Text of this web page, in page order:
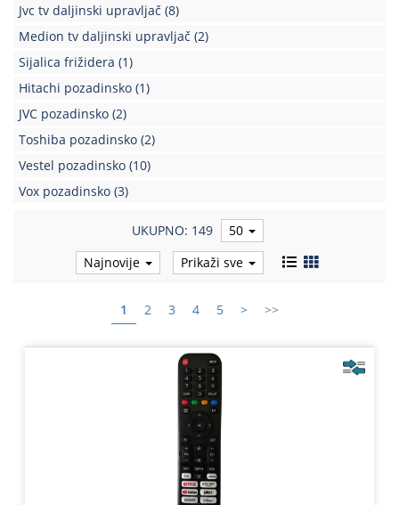
Kućna
tehnika
Poslovna
oprema,računari
Strujni
Jvc tv daljinski upravljač (8)
Medion tv daljinski upravljač (2)
Sijalica frižidera (1)
Hitachi pozadinsko (1)
JVC pozadinsko (2)
Toshiba pozadinsko (2)
Vestel pozadinsko (10)
Vox pozadinsko (3)
UKUPNO: 149
50
Najnovije
Prikaži sve
1 2 3 4 5 > >>